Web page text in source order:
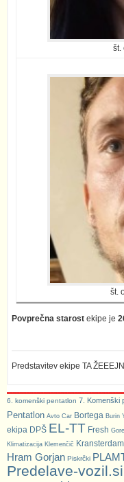
št.
št.
Povprečna starost ekipe je
Predstavitev ekipe TA
6. komenški pentatlon 7. Komenški
Pentatlon Avto Car Bortega Burin
ekipa DPŠ EL-TT Fresh
Klimatizacija Klemenčič Kransterdam
Hram Gorjan Piskrčki
Predelave-vozil.si